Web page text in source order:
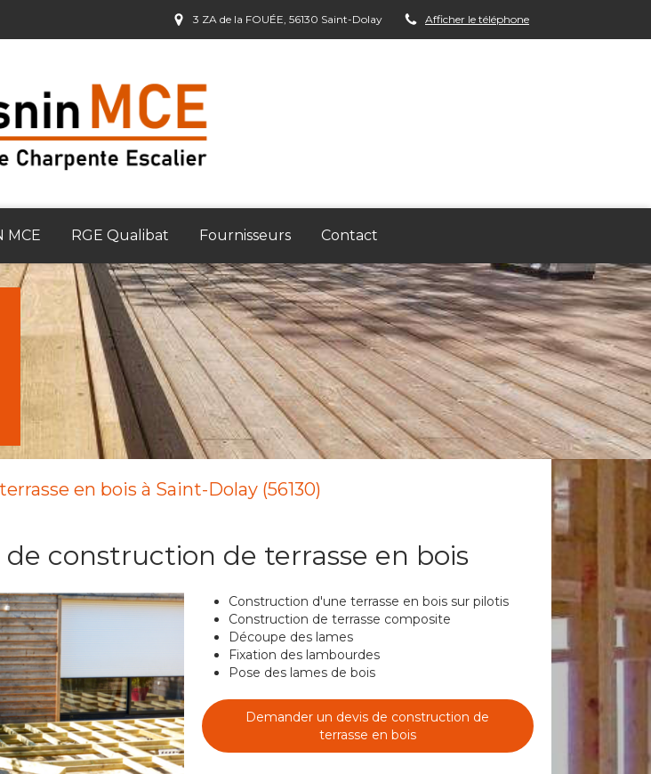
Afficher le téléphone
3 ZA de la FOUÉE, 56130 Saint-Dolay
MCE RGE Qualibat Fournisseurs Contact
en bois à Saint-Dolay (56130)
de construction de terrasse en bois
Construction d'une terrasse en bois sur pilotis
Construction de terrasse composite
Découpe des lames
Fixation des lambourdes
Pose des lames de bois
Demander un devis de construction de
terrasse en bois